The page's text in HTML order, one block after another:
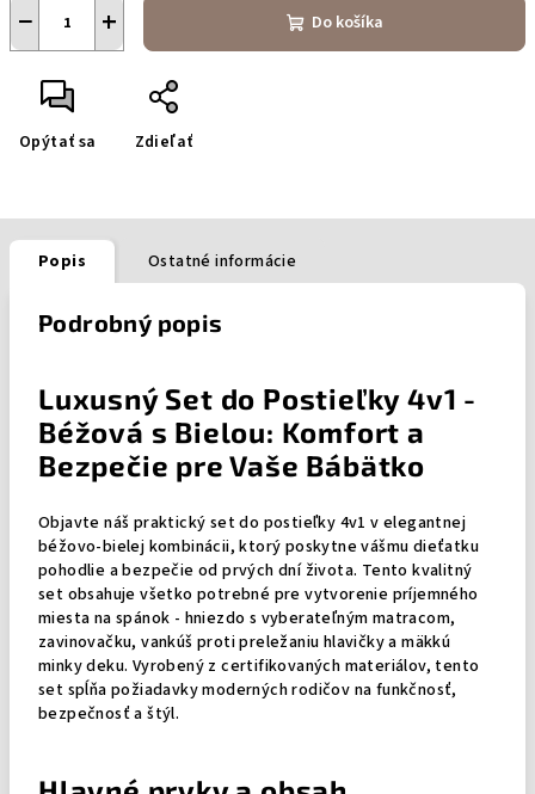
+
− Do košíka
Opýtať sa Zdieľať
Popis Ostatné informácie
Podrobný popis
Luxusný Set do Postieľky 4v1 -
Béžová s Bielou: Komfort a
Bezpečie pre Vaše Bábätko
Objavte náš praktický set do postieľky 4v1 v elegantnej
béžovo-bielej kombinácii, ktorý poskytne vášmu dieťatku
pohodlie a bezpečie od prvých dní života. Tento kvalitný
set obsahuje všetko potrebné pre vytvorenie príjemného
miesta na spánok - hniezdo s vyberateľným matracom,
zavinovačku, vankúš proti preležaniu hlavičky a mäkkú
minky deku. Vyrobený z certifikovaných materiálov, tento
set spĺňa požiadavky moderných rodičov na funkčnosť,
bezpečnosť a štýl.